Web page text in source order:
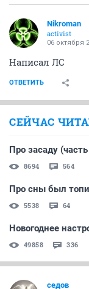
Nikroman
activist
06 октября
Написал ЛС
ОТВЕТИТЬ
СЕЙЧАС
Про засаду
8694 564
Про сны был
5538 64
Новогоднее
49858 336
седов